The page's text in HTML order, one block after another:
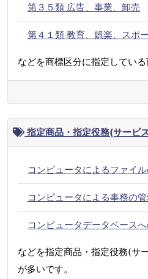
第３５類 広告、事業、卸売
第４１類 教育、娯楽、スポ
などを商標区分に指定している
指定商品・指定役務(サービ
コンピュータによるファイ
コンピュータによる事務の
コンピュータデータベース
などを指定商品・指定役務(サ
が多いです。